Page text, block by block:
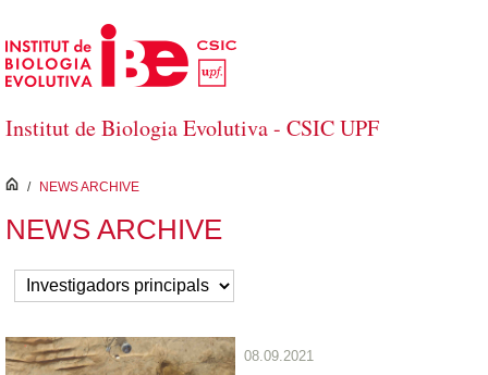
Saltar al contenido principal
Institut de Biologia Evolutiva - CSIC UPF
inici
/ NEWS ARCHIVE
NEWS ARCHIVE
08.09.2021